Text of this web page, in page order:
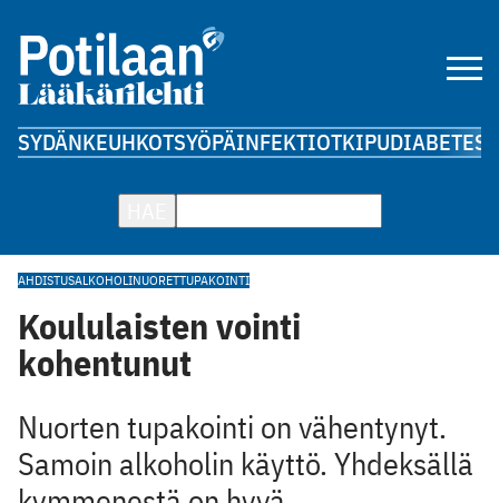
SYDÄNKEUHKOTSYÖPÄINFEKTIOTKIPUDIABETES
AHDISTUSALKOHOLINUORETTUPAKOINTI
Koululaisten vointi
kohentunut
Nuorten tupakointi on vähentynyt.
Samoin alkoholin käyttö. Yhdeksällä